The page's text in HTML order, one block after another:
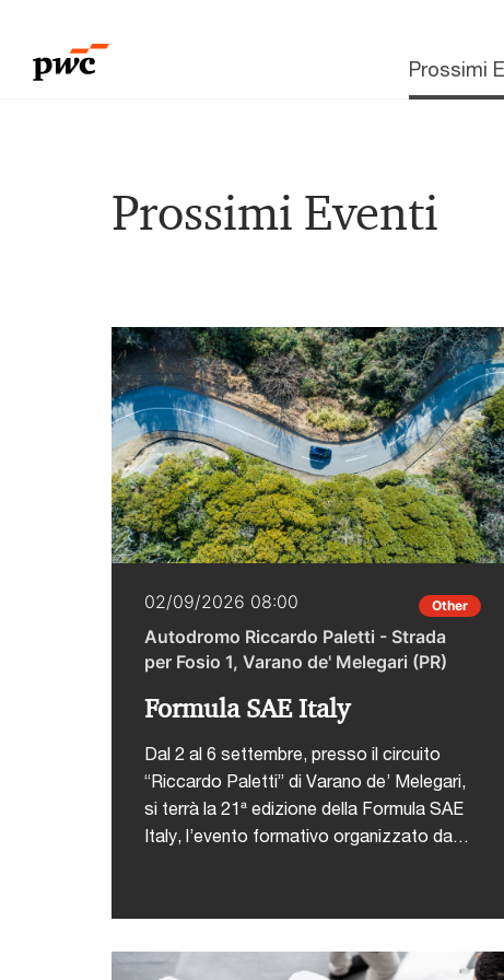
Prossimi
Prossimi Eventi
02/09/2026 08:00 Other
Autodromo Riccardo Paletti - Strada
per Fosio 1, Varano de' Melegari (PR)
Formula SAE Italy
Dal 2 al 6 settembre, presso il circuito
“Riccardo Paletti” di Varano de’ Melegari,
si terrà la 21ª edizione della Formula SAE
Italy, l’evento formativo organizzato da
competizione tecnico-
di offrire agli studenti universitari